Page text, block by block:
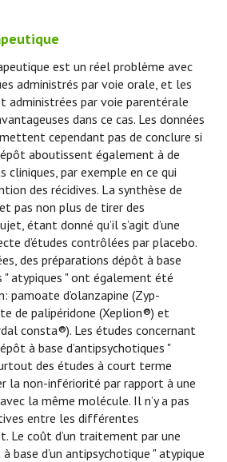
est un réel problème avec
administrés par voie orale, et les
administrées par voie parentérale
dans ce cas. Les données
cependant pas de conclure si
aboutissent également à de
par exemple en ce qui
des récidives. La synthèse de
pas non plus de tirer des
étant donné qu’il s’agit d’une
d’études contrôlées par placebo.
des préparations dépôt à base
" atypiques " ont également été
pamoate d’olanzapine (Zyp-
de palipéridone (Xeplion®) et
consta®). Les études concernant
à base d’antipsychotiques "
des études à court terme
la non-infériorité par rapport à une
la même molécule. Il n’y a pas
entre les différentes
Le coût d’un traitement par une
base d’un antipsychotique " atypique